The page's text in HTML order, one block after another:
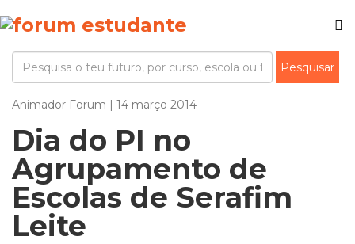
Animador Forum | 14 março 2014
Dia do PI no
Agrupamento de
Escolas de Serafim
Leite